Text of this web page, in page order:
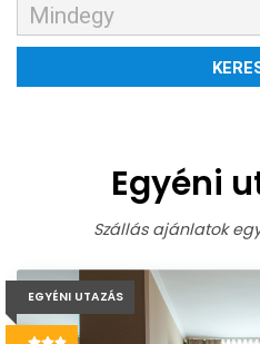
Egyéni
Szállás ajánlatok
EGYÉNI UTAZÁS